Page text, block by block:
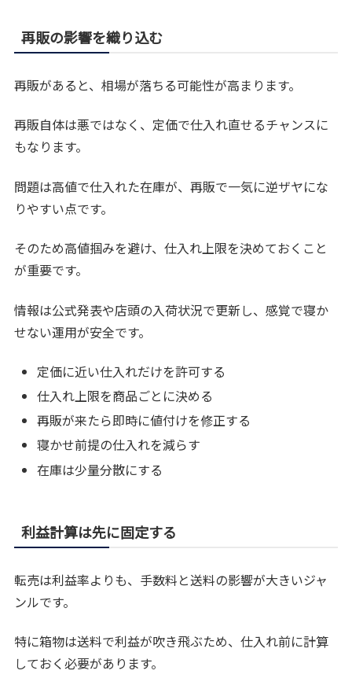
再販の影響を織り込む
再販があると、相場が落ちる可能性が高まります。
再販自体は悪ではなく、定価で仕入れ直せるチャンスに
もなります。
問題は高値で仕入れた在庫が、再販で一気に逆ザヤにな
りやすい点です。
そのため高値掴みを避け、仕入れ上限を決めておくこと
が重要です。
情報は公式発表や店頭の入荷状況で更新し、感覚で寝か
せない運用が安全です。
定価に近い仕入れだけを許可する
仕入れ上限を商品ごとに決める
再販が来たら即時に値付けを修正する
寝かせ前提の仕入れを減らす
在庫は少量分散にする
利益計算は先に固定する
転売は利益率よりも、手数料と送料の影響が大きいジャ
ンルです。
特に箱物は送料で利益が吹き飛ぶため、仕入れ前に計算
しておく必要があります。